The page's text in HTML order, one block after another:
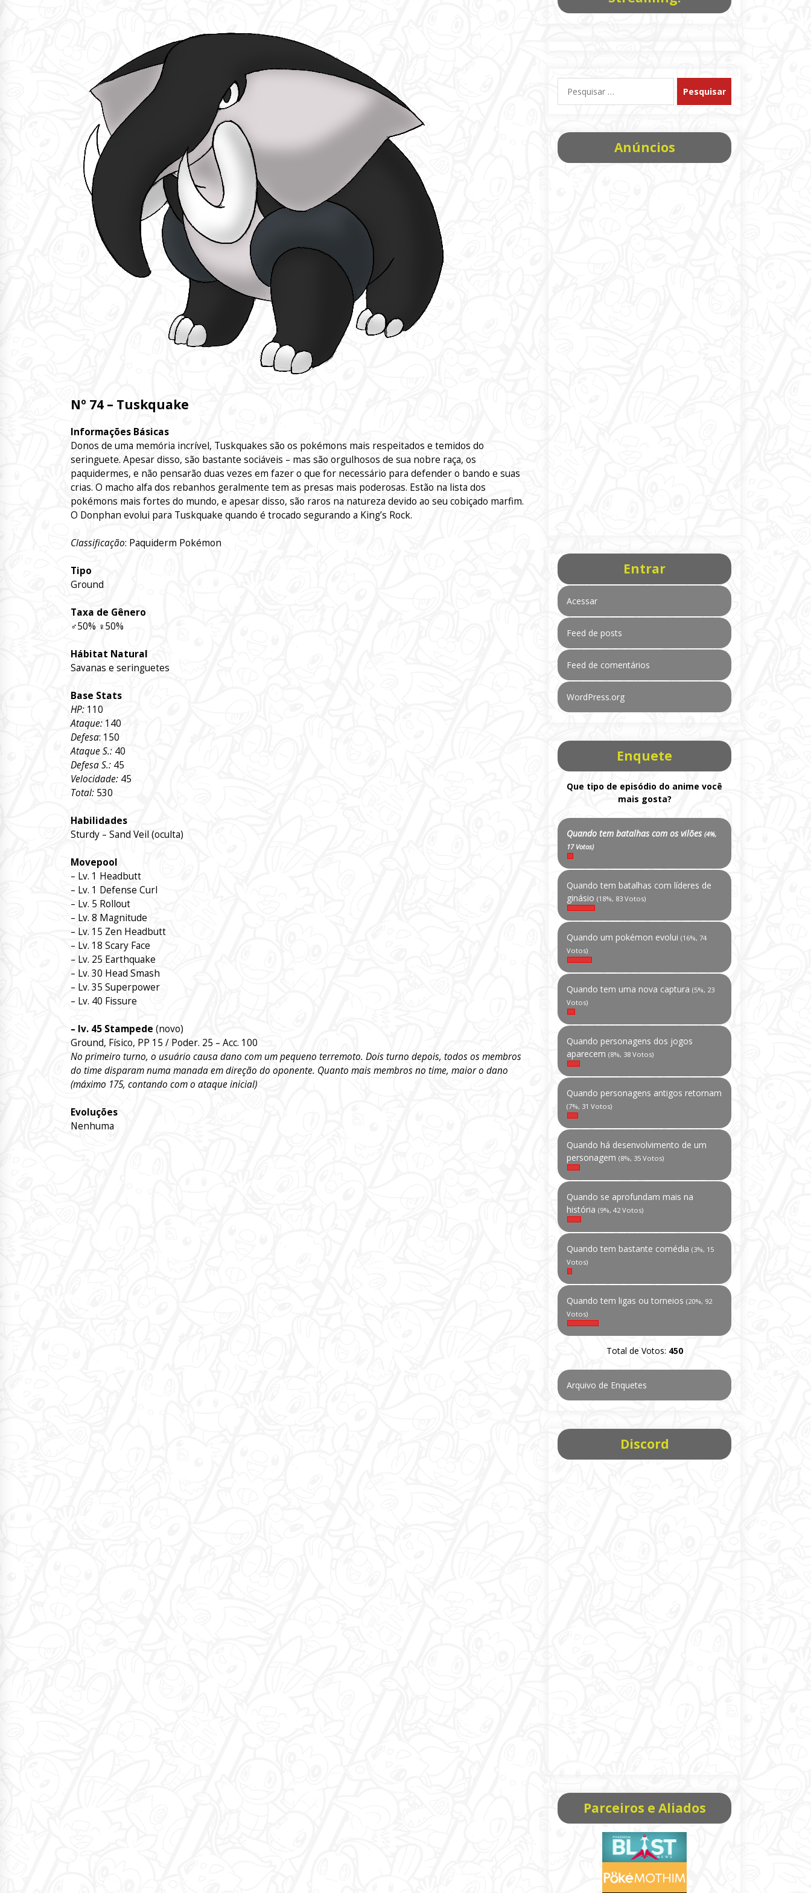
Nº 74 – Tuskquake
Informações Básicas
Donos de uma memória incrível, Tuskquakes são os pokémons mais respeitados e temidos do
seringuete. Apesar disso, são bastante sociáveis – mas são orgulhosos de sua nobre raça, os
paquidermes, e não pensarão duas vezes em fazer o que for necessário para defender o bando e suas
crias. O macho alfa dos rebanhos geralmente tem as presas mais poderosas. Estão na lista dos
pokémons mais fortes do mundo, e apesar disso, são raros na natureza devido ao seu cobiçado marfim.
O Donphan evolui para Tuskquake quando é trocado segurando a King’s Rock.
Classificação: Paquiderm Pokémon
Tipo
Ground
Taxa de Gênero
♂50% ♀50%
Hábitat Natural
Savanas e seringuetes
Base Stats
HP: 110
Ataque: 140
Defesa: 150
Ataque S.: 40
Defesa S.: 45
Velocidade: 45
Total: 530
Habilidades
Sturdy – Sand Veil (oculta)
Movepool
– Lv. 1 Headbutt
– Lv. 1 Defense Curl
– Lv. 5 Rollout
– Lv. 8 Magnitude
– Lv. 15 Zen Headbutt
– Lv. 18 Scary Face
– Lv. 25 Earthquake
– Lv. 30 Head Smash
– Lv. 35 Superpower
– Lv. 40 Fissure
– lv. 45 Stampede (novo)
Ground, Físico, PP 15 / Poder. 25 – Acc. 100
No primeiro turno, o usuário causa dano com um pequeno terremoto. Dois turno depois, todos os membros
do time disparam numa manada em direção do oponente. Quanto mais membros no time, maior o dano
(máximo 175, contando com o ataque inicial)
Evoluções
Nenhuma
por:
Anúncios
Entrar
Acessar
Feed de posts
Feed de comentários
WordPress.org
Enquete
Que tipo de episódio do anime você
mais gosta?
Quando tem batalhas com os vilões (4%,
17 Votos)
Quando tem batalhas com líderes de
ginásio (18%, 83 Votos)
Quando um pokémon evolui (16%, 74
Votos)
Quando tem uma nova captura (5%, 23
Votos)
Quando personagens dos jogos
aparecem (8%, 38 Votos)
Quando personagens antigos retornam
(7%, 31 Votos)
Quando há desenvolvimento de um
personagem (8%, 35 Votos)
Quando se aprofundam mais na
história (9%, 42 Votos)
Quando tem bastante comédia (3%, 15
Votos)
Quando tem ligas ou torneios (20%, 92
Votos)
Total de Votos: 450
Arquivo de Enquetes
Discord
Parceiros e Aliados